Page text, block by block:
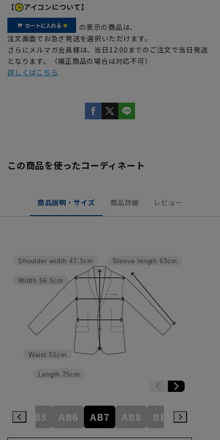
【 アイコンについて】
の表示の商品は、
注文画面でお急ぎ発送を選択いただけます。
さらにメルマガ会員様は、当日12:00までのご注文で当日発送
となります。（補正商品の場合は対応不可）
詳しくはこちら
この商品を使ったコーディネート
商品説明・サイズ 商品詳細 レビュー
Sleeve length 63cm
Length 75cm
Waist 51cm
Width 56.5cm
Shoulder width 47.3cm
AB5 AB6 AB7 AB8 BE3 BE4